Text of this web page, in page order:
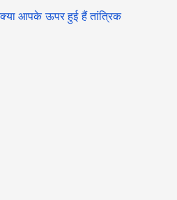
क्या आपके ऊपर हुई हैं तांत्रिक